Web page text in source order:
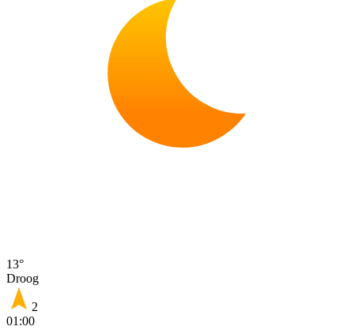
13°
Droog
2
01:00